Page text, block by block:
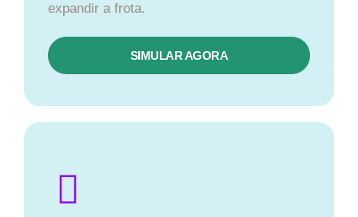
expandir a frota.
SIMULAR AGORA